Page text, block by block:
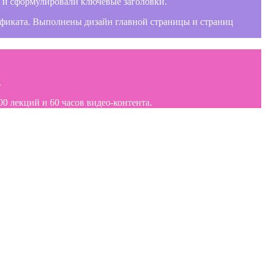
Выполнены дизайн главной страницы и страниц
лекций и 60 часов видео-контента.